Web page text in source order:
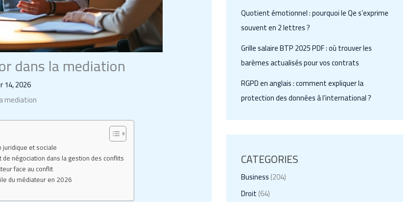
dans la mediation
14, 2026
mediation
et sociale
négociation dans la gestion des conflits
face au conflit
du médiateur en 2026
Quotient émotionnel : pourquoi le Qe s’exprime
souvent en 2 lettres ?
Grille salaire BTP 2025 PDF : où trouver les
barèmes actualisés pour vos contrats
RGPD en anglais : comment expliquer la
protection des données à l’international ?
CATEGORIES
Business(204)
Droit(64)